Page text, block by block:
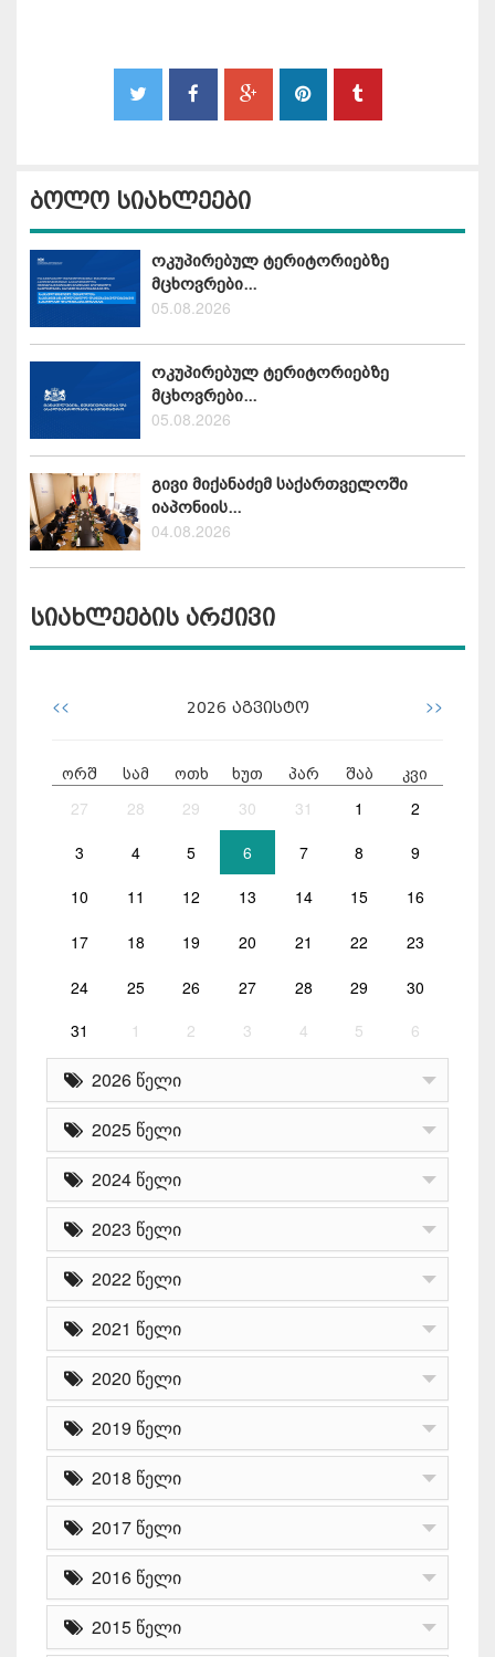
ბოლო სიახლეები
ოკუპირებულ ტერიტორიებზე
მცხოვრები...
05.08.2026
ოკუპირებულ ტერიტორიებზე
მცხოვრები...
05.08.2026
გივი მიქანაძემ საქართველოში
იაპონიის...
04.08.2026
სიახლეების არქივი
<< 2026 აგვისტო >>
ორშ სამ ოთხ ხუთ პარ შაბ კვი
27 28 29 30 31 1 2
3 4 5 6 7 8 9
10 11 12 13 14 15 16
17 18 19 20 21 22 23
24 25 26 27 28 29 30
31 1 2 3 4 5 6
2026 წელი
2025 წელი
2024 წელი
2023 წელი
2022 წელი
2021 წელი
2020 წელი
2019 წელი
2018 წელი
2017 წელი
2016 წელი
2015 წელი